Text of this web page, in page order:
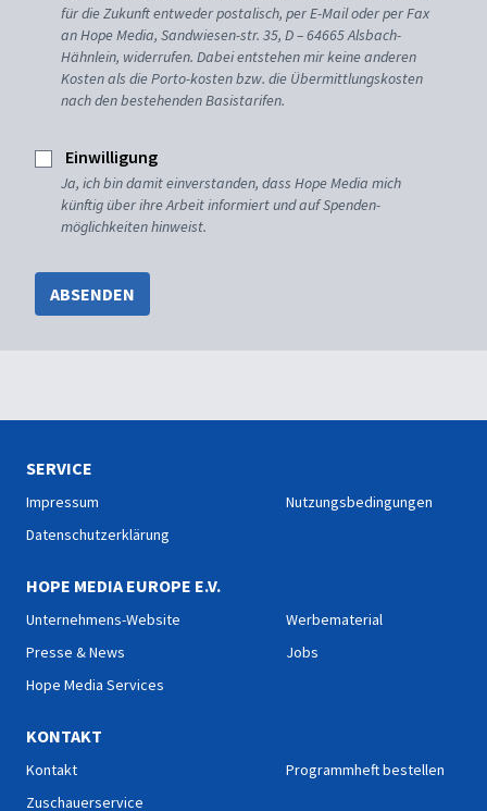
für die Zukunft entweder postalisch, per E-Mail oder per Fax
an Hope Media, Sandwiesen-str. 35, D – 64665 Alsbach-
Hähnlein, widerrufen. Dabei entstehen mir keine anderen
Kosten als die Porto-kosten bzw. die Übermittlungskosten
nach den bestehenden Basistarifen.
Einwilligung
Ja, ich bin damit einverstanden, dass Hope Media mich
künftig über ihre Arbeit informiert und auf Spenden-
möglichkeiten hinweist.
ABSENDEN
SERVICE
Impressum
Datenschutzerklärung
Nutzungsbedingungen
HOPE MEDIA EUROPE E.V.
Unternehmens-Website
Presse & News
Hope Media Services
Werbematerial
Jobs
KONTAKT
Kontakt
Zuschauerservice
Programmheft bestellen